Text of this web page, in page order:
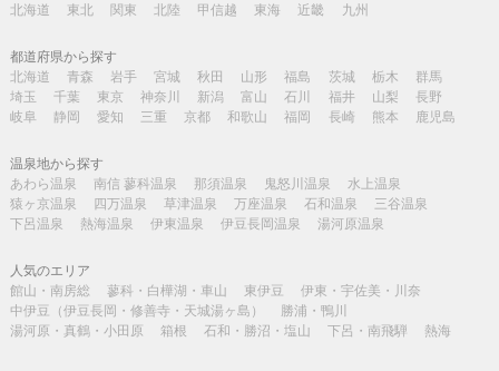
北海道
東北 関東 北陸 甲信越 東海 近畿 九州
都道府県から探す
北海道
青森 岩手 宮城 秋田 山形 福島 茨城 栃木
群馬
埼玉
千葉 東京 神奈川 新潟 富山 石川 福井 山梨
長野
岐阜
静岡 愛知 三重 京都 和歌山 福岡 長崎 熊本 鹿児島
温泉地から探す
あわら温泉
南信 蓼科温泉 那須温泉 鬼怒川温泉
水上温泉
猿ヶ京温泉
四万温泉 草津温泉 万座温泉 石和温泉
三谷温泉
下呂温泉
熱海温泉 伊東温泉 伊豆長岡温泉 湯河原温泉
人気のエリア
館山・南房総
蓼科・白樺湖・車山 東伊豆
伊東・宇佐美・川奈
中伊豆（伊豆長岡・修善寺・天城湯ヶ島）
勝浦・鴨川
湯河原・真鶴・小田原
箱根 石和・勝沼・塩山 下呂・南飛騨 熱海